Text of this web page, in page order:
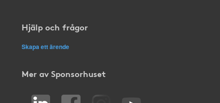
Hjälp och frågor
Skapa ett ärende
Mer av Sponsorhuset